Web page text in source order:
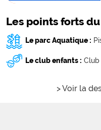
Les points forts
Le parc Aquatique :
Le club enfants : Club
> Voir la